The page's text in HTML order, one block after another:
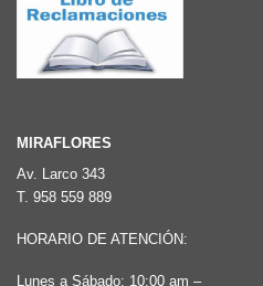
página
de
producto
MIRAFLORES
Av. Larco 343
T. 958 559 889
HORARIO DE ATENCIÓN:
Lunes a Sábado: 10:00 am –